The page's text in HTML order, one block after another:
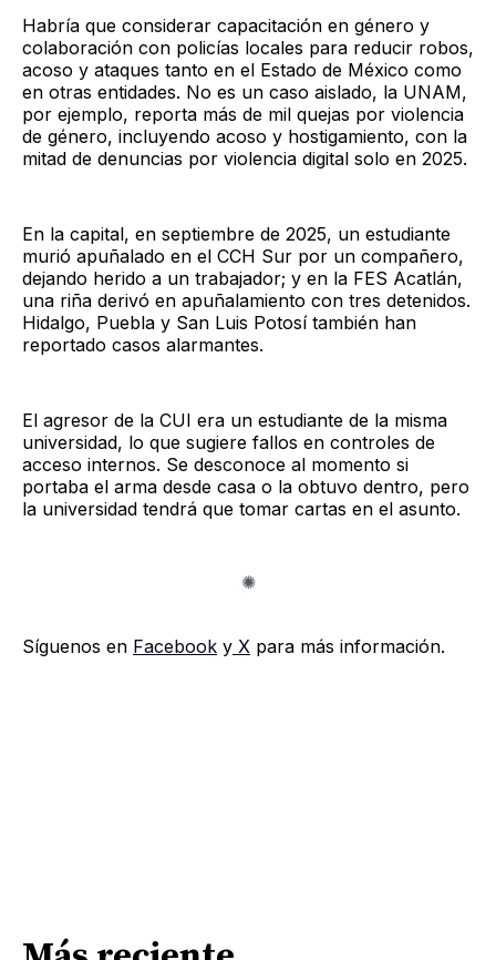
Habría que considerar capacitación en género y
colaboración con policías locales para reducir robos,
acoso y ataques tanto en el Estado de México como
en otras entidades. No es un caso aislado, la UNAM,
por ejemplo, reporta más de mil quejas por violencia
de género, incluyendo acoso y hostigamiento, con la
mitad de denuncias por violencia digital solo en 2025.
En la capital, en septiembre de 2025, un estudiante
murió apuñalado en el CCH Sur por un compañero,
dejando herido a un trabajador; y en la FES Acatlán,
una riña derivó en apuñalamiento con tres detenidos.
Hidalgo, Puebla y San Luis Potosí también han
reportado casos alarmantes.
El agresor de la CUI era un estudiante de la misma
universidad, lo que sugiere fallos en controles de
acceso internos. Se desconoce al momento si
portaba el arma desde casa o la obtuvo dentro, pero
la universidad tendrá que tomar cartas en el asunto.
Síguenos en Facebook y X para más información.